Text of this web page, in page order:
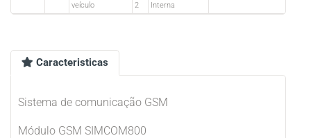
veículo
2
Interna
Caracteristicas
Sistema de comunicação GSM
Módulo GSM SIMCOM800